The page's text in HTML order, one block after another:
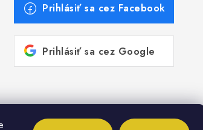
Prihlásiť sa cez Facebook
Prihlásiť sa cez Google